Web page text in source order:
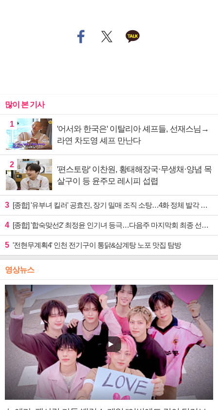
많이 본 기사
1
'어서와 한국은' 이탈리아 셰프들, 선재스님→
라연 차도영 셰프 만난다
2
'편스토랑' 이찬원, 황태해장국·무생채·양념 목
살구이 등 윤주모 레시피 섭렵
3 [종합] '유부녀 킬러' 공효진, 장기 밀매 조직 소탕…4화 정체 발각 위기 예고
4 [종합] '합숙맞선2' 최정윤 인기녀 등극…다음주 마지막회 최종 선택 예고
5 '전현무계획4' 인천 전기구이 통닭&삼계탕 노포 맛집 탐방
영상뉴스